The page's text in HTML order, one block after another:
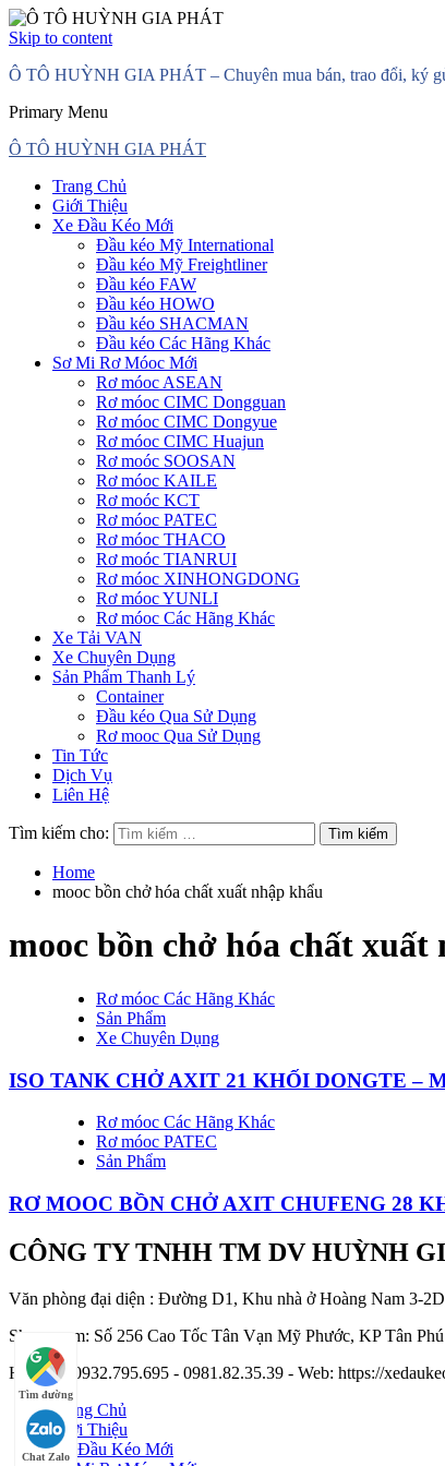
Skip to content
Ô TÔ HUỲNH GIA PHÁT – Chuyên mua bán, trao đổi, ký
Primary Menu
Ô TÔ HUỲNH GIA PHÁT
Trang Chủ
Giới Thiệu
Xe Đầu Kéo Mới
Đầu kéo Mỹ International
Đầu kéo Mỹ Freightliner
Đầu kéo FAW
Đầu kéo HOWO
Đầu kéo SHACMAN
Đầu kéo Các Hãng Khác
Sơ Mi Rơ Móoc Mới
Rơ móoc ASEAN
Rơ móoc CIMC Dongguan
Rơ móoc CIMC Dongyue
Rơ móoc CIMC Huajun
Rơ moóc SOOSAN
Rơ móoc KAILE
Rơ moóc KCT
Rơ móoc PATEC
Rơ móoc THACO
Rơ moóc TIANRUI
Rơ móoc XINHONGDONG
Rơ móoc YUNLI
Rơ móoc Các Hãng Khác
Xe Tải VAN
Xe Chuyên Dụng
Sản Phẩm Thanh Lý
Container
Đầu kéo Qua Sử Dụng
Rơ mooc Qua Sử Dụng
Tin Tức
Dịch Vụ
Liên Hệ
Tìm kiếm cho:
Home
mooc bồn chở hóa chất xuất nhập khẩu
mooc bồn chở hóa chất xuất
Rơ móoc Các Hãng Khác
Sản Phẩm
Xe Chuyên Dụng
ISO TANK CHỞ AXIT 21 KHỐI DONGTE –
Rơ móoc Các Hãng Khác
Rơ móoc PATEC
Sản Phẩm
RƠ MOOC BỒN CHỞ AXIT CHUFENG 28
CÔNG TY TNHH TM DV HUỲNH
Văn phòng đại diện : Đường D1, Khu nhà ở Hoàng Nam 3-
Showroom: Số 256 Cao Tốc Tân Vạn Mỹ Phước, KP Tân
Hotline : 0932.795.695 - 0981.82.35.39 - Web: https://
Tìm đường
Chat Zalo
Trang Chủ
Giới Thiệu
Xe Đầu Kéo Mới